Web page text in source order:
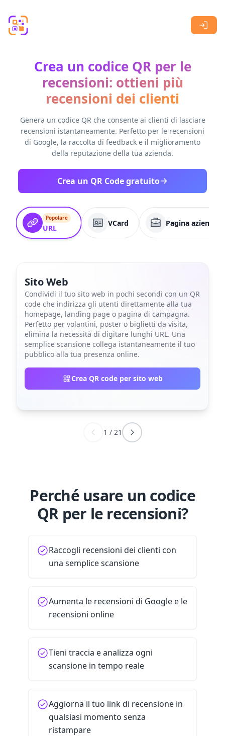
Crea un codice QR per le
recensioni: ottieni più
recensioni dei clienti
Genera un codice QR che consente ai clienti di lasciare
recensioni istantaneamente. Perfetto per le recensioni
di Google, la raccolta di feedback e il miglioramento
della reputazione della tua azienda.
Crea un QR Code gratuito
Popolare
URL
VCard Pagina aziendale
Sito Web
Condividi il tuo sito web in pochi secondi con un QR
code che indirizza gli utenti direttamente alla tua
homepage, landing page o pagina di campagna.
Perfetto per volantini, poster o biglietti da visita,
elimina la necessità di digitare lunghi URL. Una
semplice scansione collega istantaneamente il tuo
pubblico alla tua presenza online.
Crea QR code per sito web
1 / 21
Perché usare un codice
QR per le recensioni?
Raccogli recensioni dei clienti con
una semplice scansione
Aumenta le recensioni di Google e le
recensioni online
Tieni traccia e analizza ogni
scansione in tempo reale
Aggiorna il tuo link di recensione in
qualsiasi momento senza
ristampare